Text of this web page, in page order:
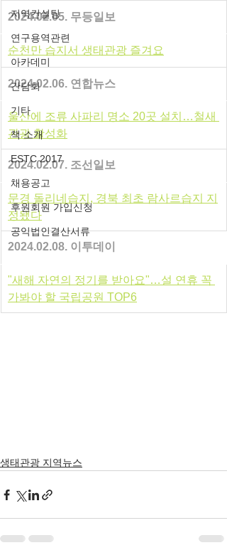
지역컨설팅
연구용역관련
아카데미
간담회
기타
책 소개
ESTC 2017
채용공고
후원회원 가입신청
공익법인결산서류
2024.02.05. 무등일보
순천만 습지서 생태관광 즐겨요
2024.02.06. 연합뉴스
울산에 조류 사파리 명소 20곳 설치…철새
관광 활성화
2024.02.07. 조선일보
문경 돌리네습지, 경북 최초 람사르습지 지
정됐다
2024.02.08. 이투데이
"새해 자연의 정기를 받아요"…설 연휴 꼭
가봐야 할 국립공원 TOP6
생태관광 지역뉴스